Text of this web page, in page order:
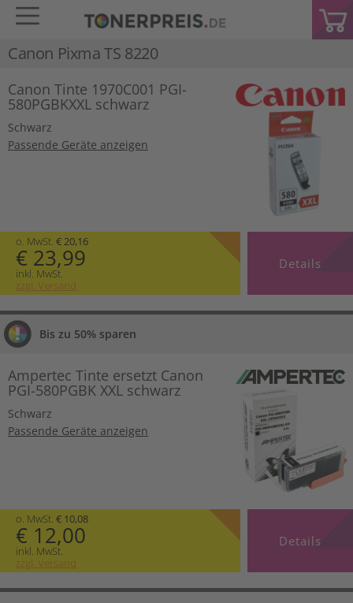
Canon Pixma TS 8220
Canon Tinte 1970C001 PGI-
580PGBKXXL schwarz
Schwarz
Passende Geräte anzeigen
o. MwSt. € 20,16
€ 23,99
inkl. MwSt.
zzgl. Versand
Details
Bis zu 50% sparen
Ampertec Tinte ersetzt Canon
PGI-580PGBK XXL schwarz
Schwarz
Passende Geräte anzeigen
o. MwSt. € 10,08
€ 12,00
inkl. MwSt.
zzgl. Versand
Details